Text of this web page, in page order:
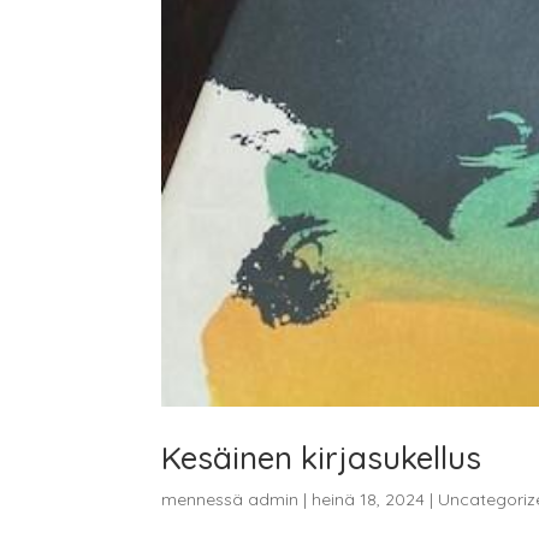
Kesäinen kirjasukellus
mennessä admin | heinä 18, 2024 |